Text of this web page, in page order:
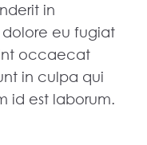
in
eu fugiat
occaecat
in culpa qui
id est laborum.